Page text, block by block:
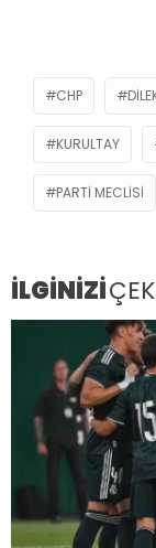
CHP
KURULTAY
PARTI MECLISI
İLGİNİZİ